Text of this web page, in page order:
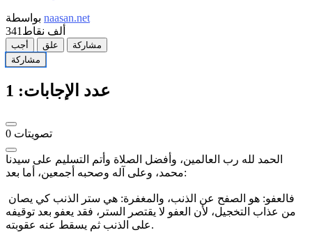
naasan.net
341ألف نقاط
أجب علق
مشاركة
مشاركة
عدد الإجابات: 1
0 تصويتات
الحمد لله رب العالمين، وأفضل الصلاة وأتم التسليم على سيدنا
محمد، وعلى آله وصحبه أجمعين، أما بعد:
من عذاب التخجيل، لأن العفو لا يقتصر الستر، فقد يعفو بعد توقيفه
على الذنب ثم يسقط عنه عقوبته.